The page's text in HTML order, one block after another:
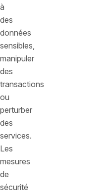
à
des
données
sensibles,
manipuler
des
transactions
ou
perturber
des
services.
Les
mesures
de
sécurité